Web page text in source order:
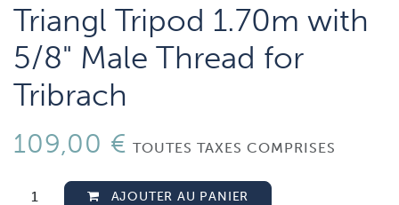
Triangl Tripod 1.70m with
5/8" Male Thread for
Tribrach
109,00 € TOUTES TAXES COMPRISES
AJOUTER AU PANIER